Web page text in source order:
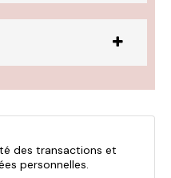
des transactions et
personnelles.